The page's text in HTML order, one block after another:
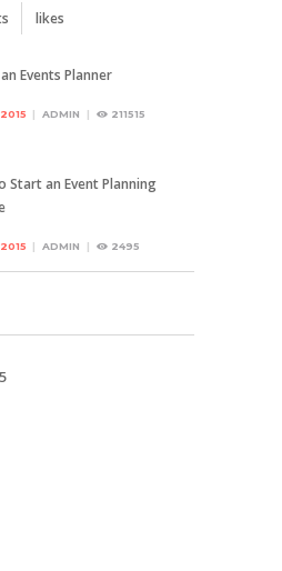
likes
Events Planner
ADMIN 211515
Start an Event Planning
ADMIN 2495